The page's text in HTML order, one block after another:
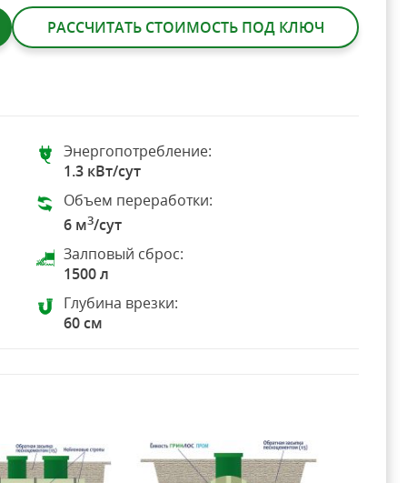
РАССЧИТАТЬ СТОИМОСТЬ ПОД КЛЮЧ
Энергопотребление:
1.3 кВт/сут
Объем переработки:
6 м3/сут
Залповый сброс:
1500 л
Глубина врезки:
60 см